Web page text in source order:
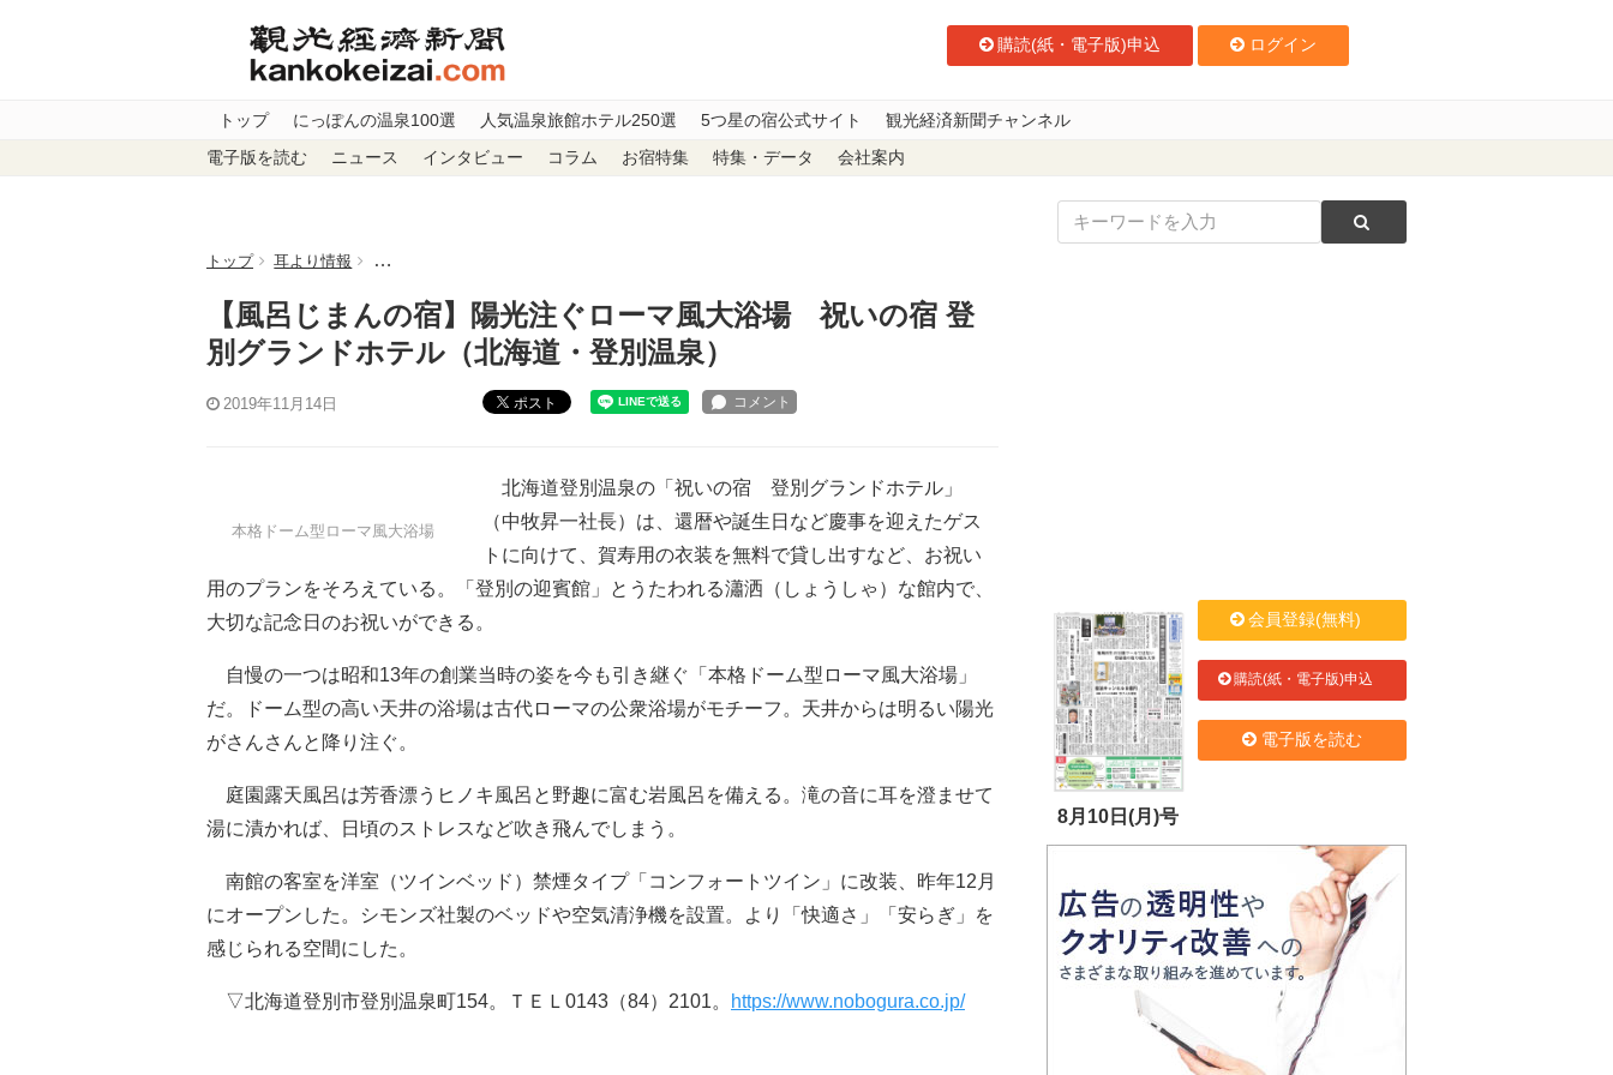
購読(紙・電子版)申込 ログイン
トップ にっぽんの温泉100選 人気温泉旅館ホテル250選 5つ星の宿公式サイト 観光経済新聞チャンネル
電子版を読む ニュース インタビュー コラム お宿特集 特集・データ 会社案内
トップ 耳より情報 【風呂じまんの宿】陽光注ぐローマ風大浴場 祝いの宿 登別グランドホテル（北海道・登別温泉）
【風呂じまんの宿】陽光注ぐローマ風大浴場 祝いの宿 登
別グランドホテル（北海道・登別温泉）
2019年11月14日 ポスト
本格ドーム型ローマ風大浴場
北海道登別温泉の「祝いの宿 登別グランドホテル」
（中牧昇一社長）は、還暦や誕生日など慶事を迎えたゲス
トに向けて、賀寿用の衣装を無料で貸し出すなど、お祝い
用のプランをそろえている。「登別の迎賓館」とうたわれる瀟洒（しょうしゃ）な館内で、
大切な記念日のお祝いができる。
自慢の一つは昭和13年の創業当時の姿を今も引き継ぐ「本格ドーム型ローマ風大浴場」
だ。ドーム型の高い天井の浴場は古代ローマの公衆浴場がモチーフ。天井からは明るい陽光
がさんさんと降り注ぐ。
庭園露天風呂は芳香漂うヒノキ風呂と野趣に富む岩風呂を備える。滝の音に耳を澄ませて
湯に漬かれば、日頃のストレスなど吹き飛んでしまう。
南館の客室を洋室（ツインベッド）禁煙タイプ「コンフォートツイン」に改装、昨年12月
にオープンした。シモンズ社製のベッドや空気清浄機を設置。より「快適さ」「安らぎ」を
感じられる空間にした。
▽北海道登別市登別温泉町154。ＴＥＬ0143（84）2101。 https://www.nobogura.co.jp/
8月10日(月)号
会員登録(無料)
購読(紙・電子版)申込
電子版を読む